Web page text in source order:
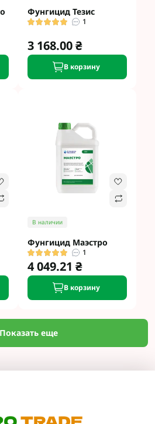
Фунгицид Тезис
1
3 168.00 ₴
В корзину
В наличии
Фунгицид Маэстро
1
4 049.21 ₴
В корзину
Показать еще